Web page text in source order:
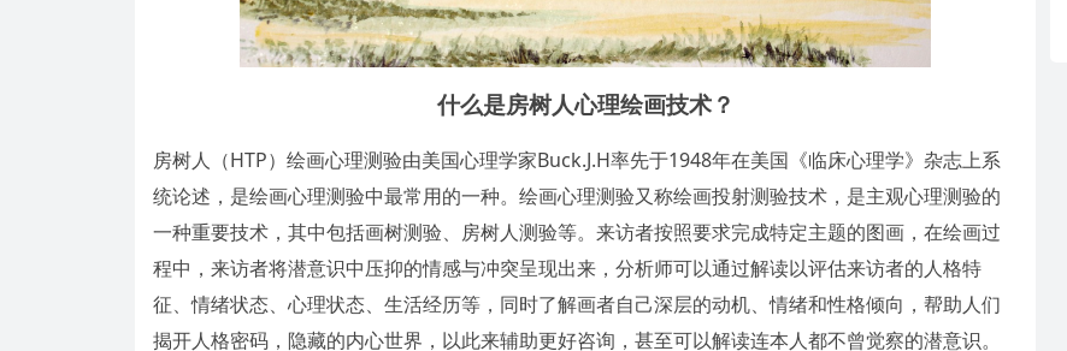
什么是房树人心理绘画技术？
房树人（HTP）绘画心理测验由美国心理学家Buck.J.H率先于1948年在美国《临床心理学》杂志上系
统论述，是绘画心理测验中最常用的一种。绘画心理测验又称绘画投射测验技术，是主观心理测验的
一种重要技术，其中包括画树测验、房树人测验等。来访者按照要求完成特定主题的图画，在绘画过
程中，来访者将潜意识中压抑的情感与冲突呈现出来，分析师可以通过解读以评估来访者的人格特
征、情绪状态、心理状态、生活经历等，同时了解画者自己深层的动机、情绪和性格倾向，帮助人们
揭开人格密码，隐藏的内心世界，以此来辅助更好咨询，甚至可以解读连本人都不曾觉察的潜意识。